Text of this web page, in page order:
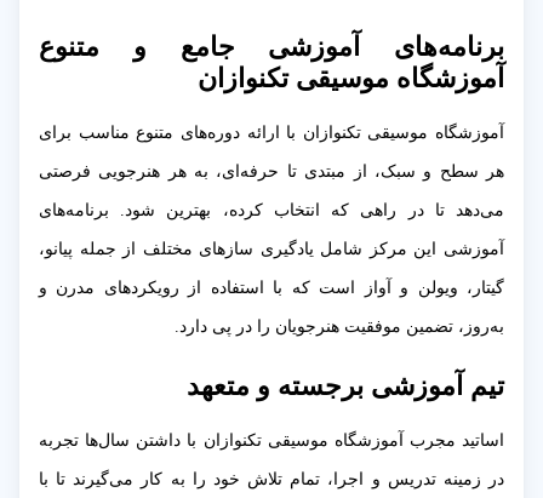
برنامه‌های آموزشی جامع و متنوع
آموزشگاه موسیقی تکنوازان
آموزشگاه موسیقی تکنوازان با ارائه دوره‌های متنوع مناسب برای
هر سطح و سبک، از مبتدی تا حرفه‌ای، به هر هنرجویی فرصتی
می‌دهد تا در راهی که انتخاب کرده، بهترین شود. برنامه‌های
آموزشی این مرکز شامل یادگیری سازهای مختلف از جمله پیانو،
گیتار، ویولن و آواز است که با استفاده از رویکردهای مدرن و
به‌روز، تضمین موفقیت هنرجویان را در پی دارد.
تیم آموزشی برجسته و متعهد
اساتید مجرب آموزشگاه موسیقی تکنوازان با داشتن سال‌ها تجربه
در زمینه تدریس و اجرا، تمام تلاش خود را به کار می‌گیرند تا با